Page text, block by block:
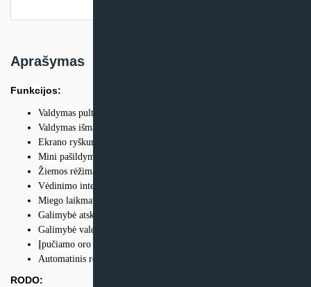
Aprašymas
Funkcijos:
Valdymas pultu
Valdymas išmaniuoju telefonu (wifi palaikymas)
Ekrano ryškumo reguliavimas
Mini pašildymas
Žiemos rėžimas (automatinis kondensato atitirpinimas)
Vėdinimo intensyvumo nustatymas (10 greičių)
Miego laikmatis
Galimybė atskirai valdyti padavimą ir ištraukimą
Galimybė valdyti kelis įrenginius vienu išmaniuoju telefonu
Įpučiamo oro filtras
Automatinis rėžimas
RODO: